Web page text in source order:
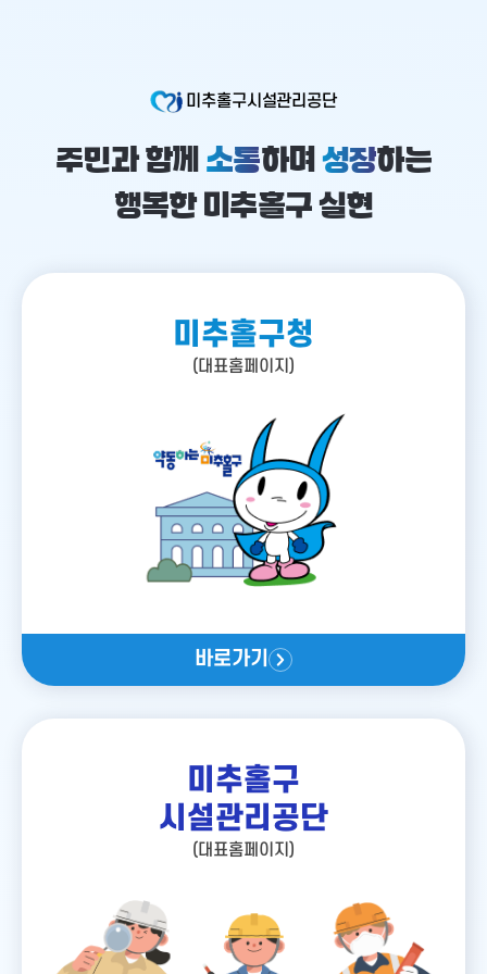
미추홀구시설관리공단
주민과 함께 소통하며성장하는
행복한 미추홀구 실현
미추홀구청
(대표홈페이지)
바로가기
미추홀구
시설관리공단
(대표홈페이지)